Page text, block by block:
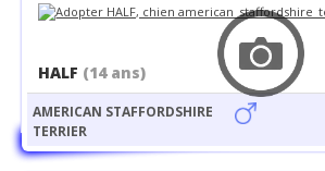
HALF (14 ans)
AMERICAN STAFFORDSHIRE
TERRIER